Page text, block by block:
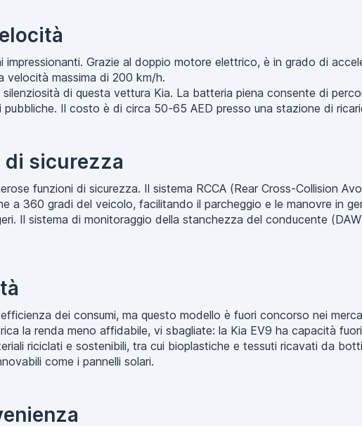
impressionanti. Grazie al doppio motore elettrico, è in grado di
velocità massima di 200 km/h.
di questa vettura Kia. La batteria piena consente di
Il costo è di circa 50-65 AED presso una stazione di
sicurezza
funzioni di sicurezza. Il sistema RCCA (Rear Cross-Collision
a 360 gradi del veicolo, facilitando il parcheggio e le manovre in
Il sistema di monitoraggio della stanchezza del conducente
dei consumi, ma questo modello è fuori concorso nei
la renda meno affidabile, vi sbagliate: la Kia EV9 ha capacità
riciclati e sostenibili, tra cui bioplastiche e tessuti ricavati da
come i pannelli solari.